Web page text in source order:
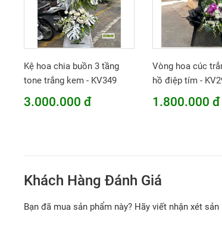
Kệ hoa chia buồn 3 tầng
tone trắng kem - KV349
3.000.000 đ
Vòng hoa cúc
hồ điệp tím -
1.800.000 đ
Khách Hàng Đánh Giá
Bạn đã mua sản phẩm này? Hãy viết nhận xét